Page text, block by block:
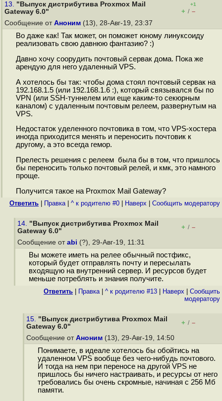
13. "Выпуск дистрибутива Proxmox Mail
Gateway 6.0"
+1
+ / –
Сообщение от Аноним (13), 28-Авг-19, 23:37
Во даже как! Так может, он поможет юному линуксоиду
реализовать свою давнюю фантазию? :)
Давно хочу соорудить почтовый сервак дома. Пока же
арендую для него удаленный VPS.
А хотелось бы так: чтобы дома стоял почтовый сервак на
192.168.1.5 (или 192.168.1.6 :), который связывался бы по
VPN (или SSH-туннелем или еще каким-то секюрным
каналом) с удаленным почтовым релеем, развернутым на
VPS.
Недостаток уделенного почтовика в том, что VPS-хостера
иногда приходится менять и переносить почтовик к
другому, а это всегда гемор.
Прелесть решения с релеем была бы в том, что пришлось
бы переносить только почтовый релей, и кмк, это намного
проще.
Получится такое на Proxmox Mail Gateway?
Ответить Правка| ^ к родителю #0 Наверх Cообщить модератору
14. "Выпуск дистрибутива Proxmox Mail
Gateway 6.0"
+ / –
Сообщение от abi (?), 29-Авг-19, 11:31
Вы можете иметь на релее обычный постфикс,
который будет отправлять почту и пересылать
входящую на внутренний сервер. И ресурсов будет
меньше потреблять и знания получите.
Ответить Правка| ^ к родителю #13 Наверх
Cообщить
модератору
15. "Выпуск дистрибутива Proxmox Mail
Gateway 6.0"
+ / –
Сообщение от Аноним (13), 29-Авг-19, 14:50
Понимаете, в идеале хотелось бы обойтись на
удаленном VPS вообще без чего-нибудь почтового.
И тогда на нем при переносе на другой VPS не
пришлось бы ничего настраивать, и ресурсы от него
требовались бы очень скромные, начиная с 256 Мб
памяти.